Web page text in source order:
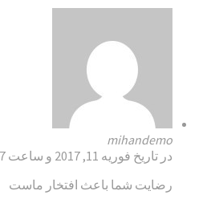
mihandemo
در تاریخ فوریه 11, 2017 و ساعت 3:07 ب.ظ
رضایت شما باعث افتخار ماست